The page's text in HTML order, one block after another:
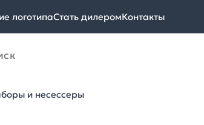
логотипаСтать дилеромКонтакты
и несессеры